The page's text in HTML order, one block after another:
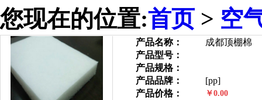
您现在的位置:首页> 空
产品名称：
成都顶棚棉
产品型号：
产品规格：
产品品牌：
[pp]
产品价格：
￥0.00